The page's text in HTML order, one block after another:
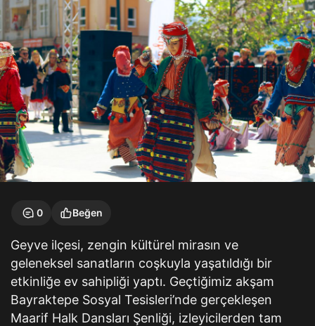
0 Beğen
Geyve ilçesi, zengin kültürel mirasın ve
geleneksel sanatların coşkuyla yaşatıldığı bir
etkinliğe ev sahipliği yaptı. Geçtiğimiz akşam
Bayraktepe Sosyal Tesisleri’nde gerçekleşen
Maarif Halk Dansları Şenliği, izleyicilerden tam